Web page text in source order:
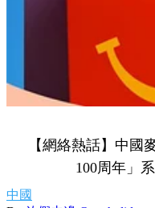
【網絡熱話】中國
100周年」
中國